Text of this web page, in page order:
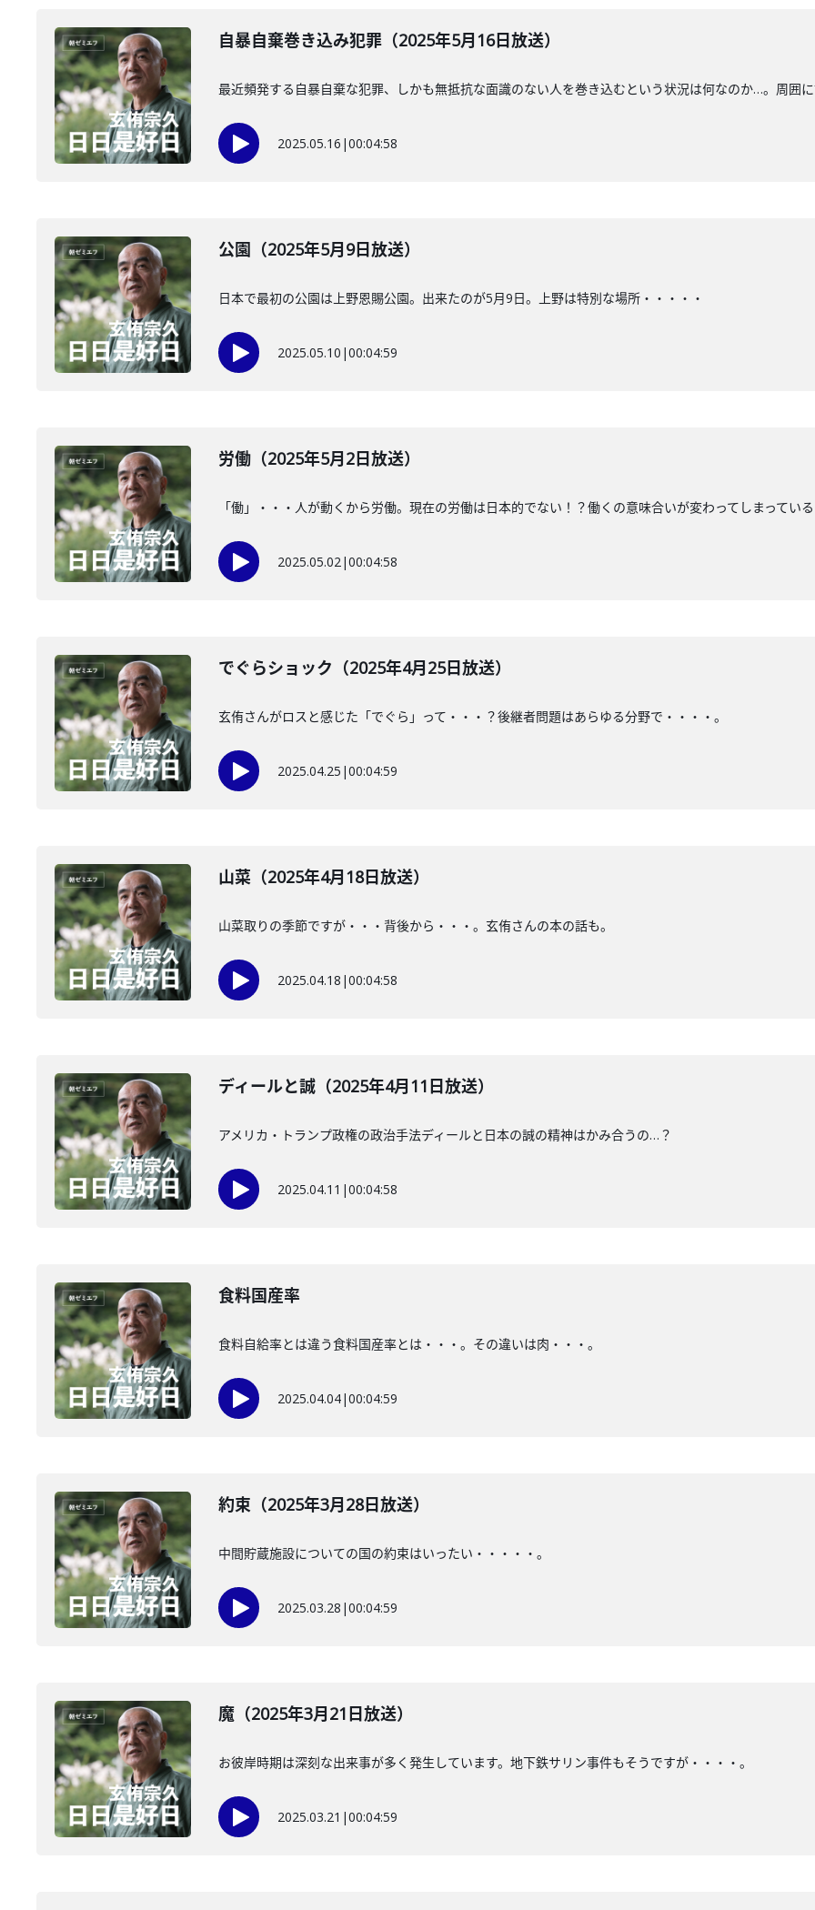
自暴自棄巻き込み犯罪（2025年5月16日放送）
最近頻発する自暴自棄な犯罪、しかも無抵抗な面識のない人を巻き込むという状況は何なのか…。周囲
2025.05.16 |00:04:58
公園（2025年5月9日放送）
日本で最初の公園は上野恩賜公園。出来たのが5月9日。上野は特別な場所・・・・・
2025.05.10 |00:04:59
労働（2025年5月2日放送）
「働」・・・人が動くから労働。現在の労働は日本的でない！？働くの意味合いが変わってしまってい
2025.05.02|00:04:58
でぐらショック（2025年4月25日放送）
玄侑さんがロスと感じた「でぐら」って・・・？後継者問題はあらゆる分野で・・・・。
2025.04.25 |00:04:59
山菜（2025年4月18日放送）
山菜取りの季節ですが・・・背後から・・・。玄侑さんの本の話も。
2025.04.18 |00:04:58
ディールと誠（2025年4月11日放送）
アメリカ・トランプ政権の政治手法ディールと日本の誠の精神はかみ合うの…？
2025.04.11 |00:04:58
食料国産率
食料自給率とは違う食料国産率とは・・・。その違いは肉・・・。
2025.04.04|00:04:59
約束（2025年3月28日放送）
中間貯蔵施設についての国の約束はいったい・・・・・。
2025.03.28 |00:04:59
魔（2025年3月21日放送）
お彼岸時期は深刻な出来事が多く発生しています。地下鉄サリン事件もそうですが・・・・。
2025.03.21 |00:04:59